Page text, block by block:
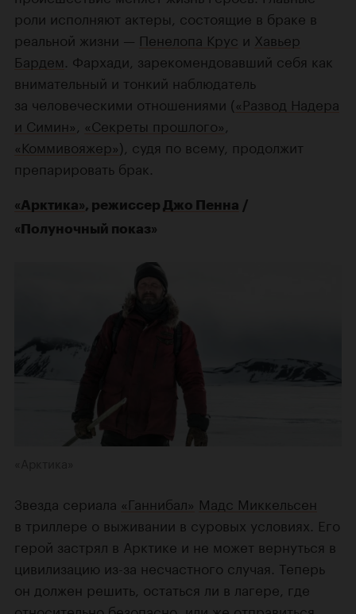
роли исполняют актеры, состоящие в браке в
реальной жизни — Пенелопа Крус и Хавьер
Бардем . Фархади, зарекомендовавший себя как
внимательный и тонкий наблюдатель
за человеческими отношениями («Развод Надера
и Симин» «Секреты прошлого»
«Коммивояжер»), судя по всему, продолжит
препарировать брак.
«Арктика», режиссер Джо Пенна /
«Полуночный показ»
Звезда сериала «Ганнибал» Мадс Миккельсен
в триллере о выживании в суровых условиях. Его
герой застрял в Арктике и не может вернуться в
цивилизацию из-за несчастного случая. Теперь
он должен решить, остаться ли в лагере, где
относительно безопасно, или же отправиться